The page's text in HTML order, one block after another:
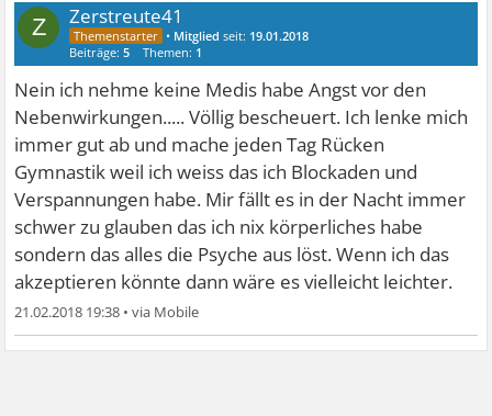
Z Zerstreute41
• Mitglied seit: 19.01.2018
Beiträge:5 Themen: 1
Nein ich nehme keine Medis habe Angst vor den
Nebenwirkungen..... Völlig bescheuert. Ich lenke mich
immer gut ab und mache jeden Tag Rücken
Gymnastik weil ich weiss das ich Blockaden und
Verspannungen habe. Mir fällt es in der Nacht immer
schwer zu glauben das ich nix körperliches habe
sondern das alles die Psyche aus löst. Wenn ich das
akzeptieren könnte dann wäre es vielleicht leichter.
21.02.2018 19:38 •